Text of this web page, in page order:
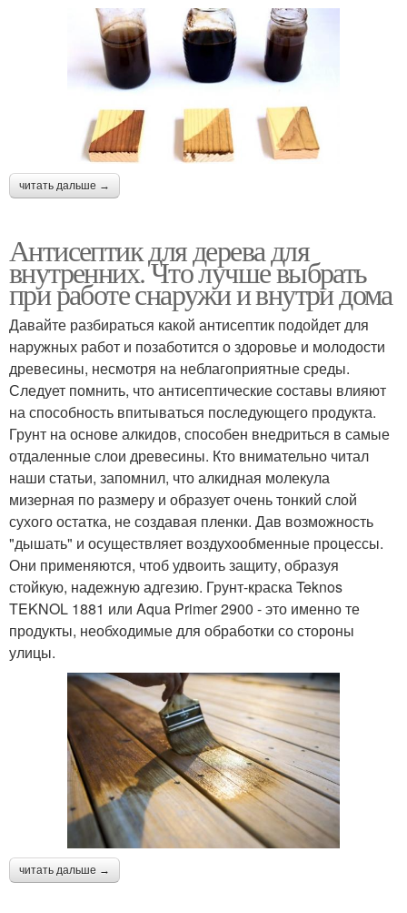
читать дальше →
Антисептик для дерева для
внутренних. Что лучше выбрать
при работе снаружи и внутри дома
Давайте разбираться какой антисептик подойдет для
наружных работ и позаботится о здоровье и молодости
древесины, несмотря на неблагоприятные среды.
Следует помнить, что антисептические составы влияют
на способность впитываться последующего продукта.
Грунт на основе алкидов, способен внедриться в самые
отдаленные слои древесины. Кто внимательно читал
наши статьи, запомнил, что алкидная молекула
мизерная по размеру и образует очень тонкий слой
сухого остатка, не создавая пленки. Дав возможность
"дышать" и осуществляет воздухообменные процессы.
Они применяются, чтоб удвоить защиту, образуя
стойкую, надежную адгезию. Грунт-краска Teknos
TEKNOL 1881 или Aqua Primer 2900 - это именно те
продукты, необходимые для обработки со стороны
улицы.
читать дальше →